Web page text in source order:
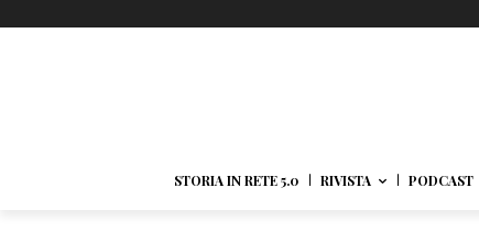
STORIA IN RETE 5.0 RIVISTA PODCAST